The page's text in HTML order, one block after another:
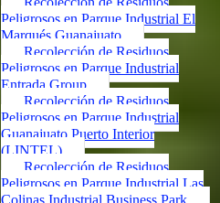
Peligrosos en Parque Industrial El
Marqués Guanajuato
Recolección de Residuos
Peligrosos en Parque Industrial
Entrada Group
Recolección de Residuos
Peligrosos en Parque Industrial
Guanajuato Puerto Interior
(LINTEL)
Recolección de Residuos
Peligrosos en Parque Industrial Las
Colinas Industrial Business Park